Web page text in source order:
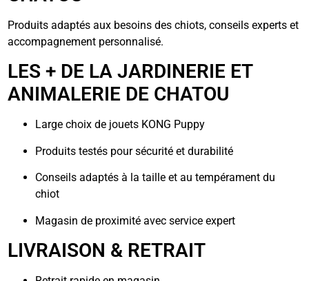
Produits adaptés aux besoins des chiots, conseils experts et
accompagnement personnalisé.
LES + DE LA JARDINERIE ET
ANIMALERIE DE CHATOU
Large choix de jouets KONG Puppy
Produits testés pour sécurité et durabilité
Conseils adaptés à la taille et au tempérament du
chiot
Magasin de proximité avec service expert
LIVRAISON & RETRAIT